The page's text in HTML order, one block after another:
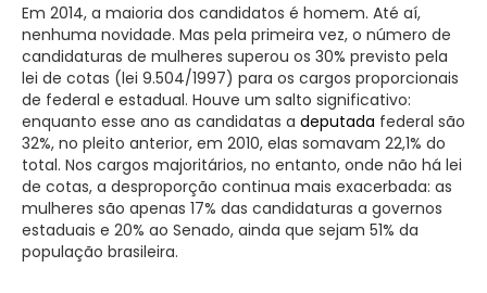
Em 2014, a maioria dos candidatos é homem. Até aí,
nenhuma novidade. Mas pela primeira vez, o número de
candidaturas de mulheres superou os 30% previsto pela
lei de cotas (lei 9.504/1997) para os cargos proporcionais
de federal e estadual. Houve um salto significativo:
enquanto esse ano as candidatas a deputada federal são
32%, no pleito anterior, em 2010, elas somavam 22,1% do
total. Nos cargos majoritários, no entanto, onde não há lei
de cotas, a desproporção continua mais exacerbada: as
mulheres são apenas 17% das candidaturas a governos
estaduais e 20% ao Senado, ainda que sejam 51% da
população brasileira.